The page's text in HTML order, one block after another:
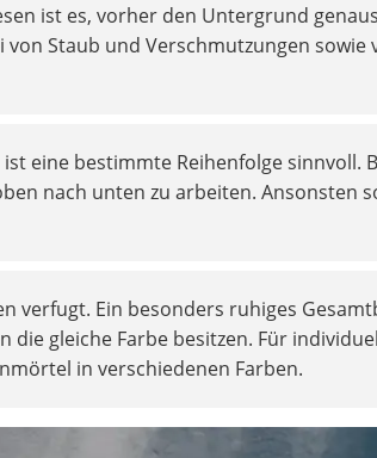
ist es, vorher den Untergrund
Staub und Verschmutzungen sowie
eine bestimmte Reihenfolge sinnvoll.
nach unten zu arbeiten. Ansonsten
verfugt. Ein besonders ruhiges
die gleiche Farbe besitzen. Für
in verschiedenen Farben.